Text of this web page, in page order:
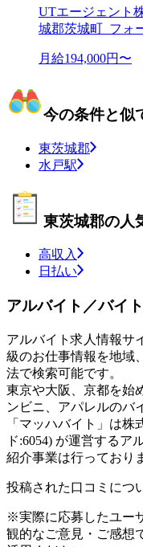
UTエージェント
城郡茨城町_フォ
月給194,000円〜
今の条件と似
東茨城郡
水戸駅
東茨城郡の人
高収入
日払い
アルバイト／バイ
アルバイト求人情報サ
級のお仕事情報を地域
法で検索可能です。
東京や大阪、京都を始
ンビニ、アパレルのバ
「マッハバイト」は
ド:6054) が運営するア
紹介事業は行っており
投稿された口コミにつ
※実際に応募したユー
観的なご意見・ご感想